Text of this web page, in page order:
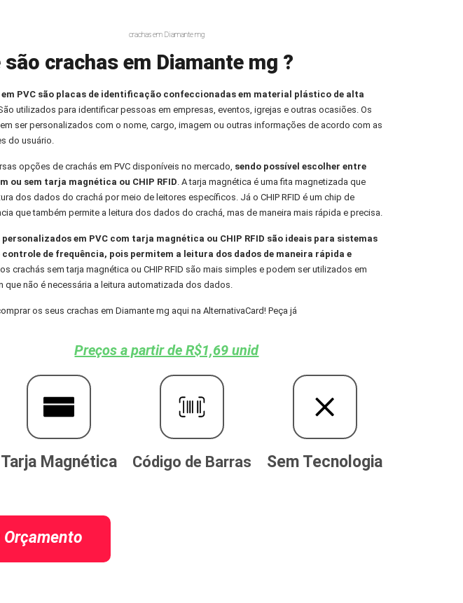
crachas em Diamante mg
são crachas em Diamante mg ?
PVC são placas de identificação confeccionadas em material plástico de alta
utilizados para identificar pessoas em empresas, eventos, igrejas e outras ocasiões. Os
ser personalizados com o nome, cargo, imagem ou outras informações de acordo com as
do usuário.
opções de crachás em PVC disponíveis no mercado, sendo possível escolher entre
ou sem tarja magnética ou CHIP RFID . A tarja magnética é uma fita magnetizada que
dos dados do crachá por meio de leitores específicos. Já o CHIP RFID é um chip de
que também permite a leitura dos dados do crachá, mas de maneira mais rápida e precisa.
personalizadosem PVC com tarja magnética ou CHIP RFID são ideais para sistemas
controle de frequência, pois permitem a leitura dos dados de maneira rápida e
crachás sem tarja magnética ou CHIP RFID são mais simples e podem ser utilizados em
que não é necessária a leitura automatizada dos dados.
os seus crachas em Diamante mg aqui na AlternativaCard! Peça já
Preços a partir de R$1,69 unid
Tarja Magnética Código de Barras Sem Tecnologia